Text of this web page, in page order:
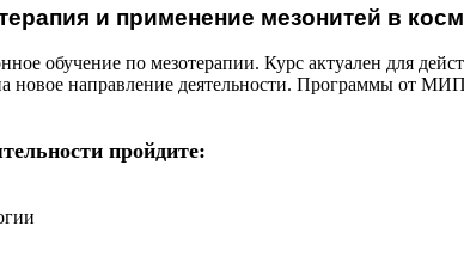
и применение мезонитей в
обучение по мезотерапии. Курс актуален для
новое направление деятельности. Программы от
пройдите: